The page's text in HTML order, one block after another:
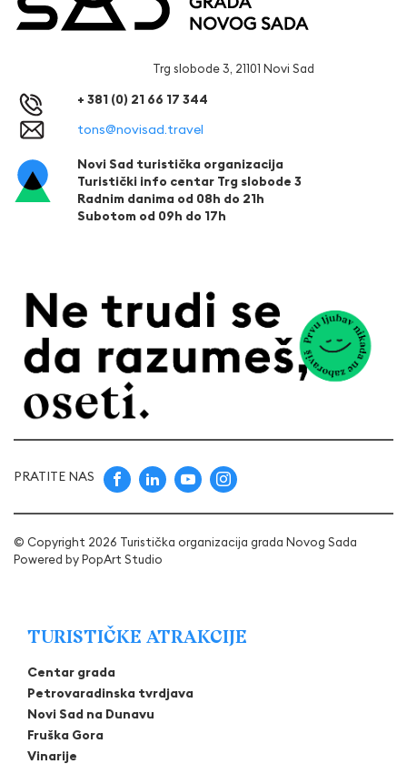
Trg slobode 3, 21101 Novi Sad
+ 381 (0) 21 66 17 344
tons@novisad.travel
Novi Sad turistička organizacija
Turistički info centar Trg slobode 3
Radnim danima od 08h do 21h
Subotom od 09h do 17h
PRATITE NAS
© Copyright 2026 Turistička organizacija grada Novog Sada
Powered byPopArt Studio
TURISTIČKE ATRAKCIJE
Centar grada
Petrovaradinska tvrdjava
Novi Sad na Dunavu
Fruška Gora
Vinarije